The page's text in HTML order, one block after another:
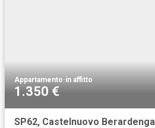
Appartamento·in affitto
1.350 €
SP62, Castelnuovo Berardenga